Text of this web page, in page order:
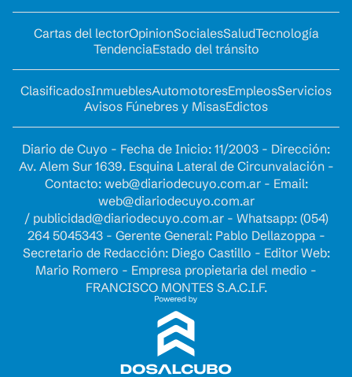
Cartas del lectorOpinionSocialesSaludTecnología
TendenciaEstado del tránsito
ClasificadosInmueblesAutomotoresEmpleosServicios
Avisos Fúnebres y MisasEdictos
Diario de Cuyo - Fecha de Inicio: 11/2003 - Dirección:
Av. Alem Sur 1639. Esquina Lateral de Circunvalación -
Contacto: web@diariodecuyo.com.ar- Email:
web@diariodecuyo.com.ar
/ publicidad@diariodecuyo.com.ar- Whatsapp: (054)
264 5045343 - Gerente General: Pablo Dellazoppa -
Secretario de Redacción: Diego Castillo - Editor Web:
Mario Romero - Empresa propietaria del medio -
FRANCISCO MONTES S.A.C.I.F.